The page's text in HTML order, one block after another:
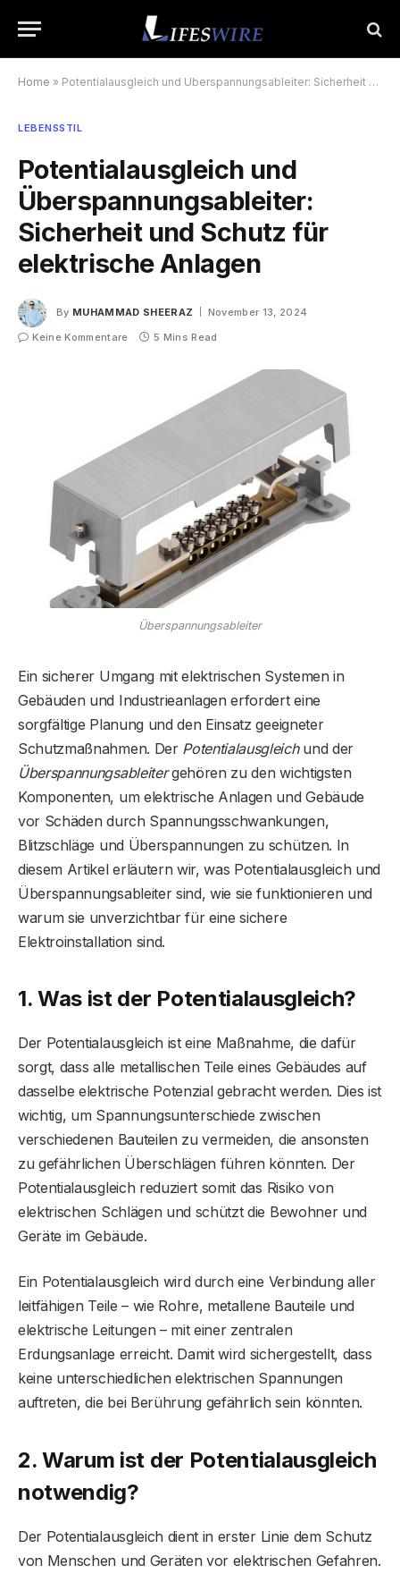
Home » Potentialausgleich und Überspannungsableiter: Sicherheit und Schutz für elektrische Anlagen
LEBENSSTIL
Potentialausgleich und
Überspannungsableiter:
Sicherheit und Schutz für
elektrische Anlagen
By MUHAMMAD SHEERAZ
November 13, 2024
Keine Kommentare
5 Mins Read
Überspannungsableiter
Ein sicherer Umgang mit elektrischen Systemen in
Gebäuden und Industrieanlagen erfordert eine
sorgfältige Planung und den Einsatz geeigneter
Schutzmaßnahmen. Der Potentialausgleichund der
Überspannungsableitergehören zu den wichtigsten
Komponenten, um elektrische Anlagen und Gebäude
vor Schäden durch Spannungsschwankungen,
Blitzschläge und Überspannungen zu schützen. In
diesem Artikel erläutern wir, was Potentialausgleich und
Überspannungsableiter sind, wie sie funktionieren und
warum sie unverzichtbar für eine sichere
Elektroinstallation sind.
1. Was ist der Potentialausgleich?
Der Potentialausgleich ist eine Maßnahme, die dafür
sorgt, dass alle metallischen Teile eines Gebäudes auf
dasselbe elektrische Potenzial gebracht werden. Dies ist
wichtig, um Spannungsunterschiede zwischen
verschiedenen Bauteilen zu vermeiden, die ansonsten
zu gefährlichen Überschlägen führen könnten. Der
Potentialausgleich reduziert somit das Risiko von
elektrischen Schlägen und schützt die Bewohner und
Geräte im Gebäude.
Ein Potentialausgleich wird durch eine Verbindung aller
leitfähigen Teile – wie Rohre, metallene Bauteile und
elektrische Leitungen – mit einer zentralen
Erdungsanlage erreicht. Damit wird sichergestellt, dass
keine unterschiedlichen elektrischen Spannungen
auftreten, die bei Berührung gefährlich sein könnten.
2. Warum ist der Potentialausgleich
notwendig?
Der Potentialausgleich dient in erster Linie dem Schutz
von Menschen und Geräten vor elektrischen Gefahren.